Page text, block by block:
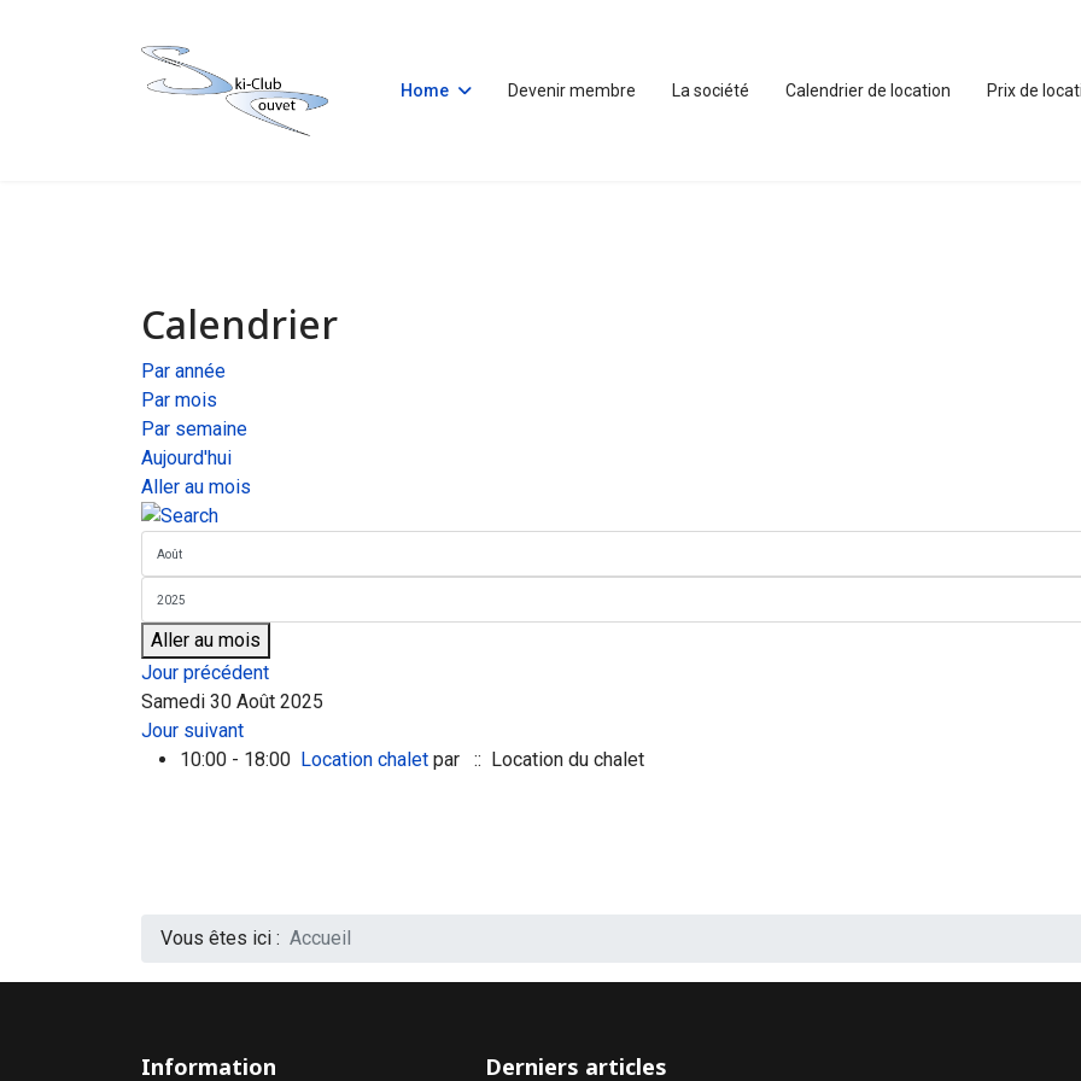
Home Devenir membre La société Calendrier de location Prix de
Calendrier
Par année
Par mois
Par semaine
Aujourd'hui
Aller au mois
Aller au mois
Jour précédent
Samedi 30 Août 2025
Jour suivant
10:00 - 18:00 Location chalet par :: Location du chalet
Vous êtes ici : Accueil
Information Derniers articles